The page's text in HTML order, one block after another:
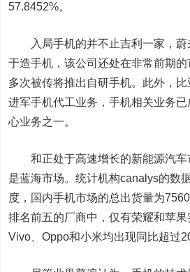
57.8452%。
入局手机的并不止吉利一家，蔚
于造手机，该公司还处在非常前期
多次被传将推出自研手机。此外，
进军手机代工业务，手机相关业务
心业务之一。
和正处于高速增长的新能源汽车
是蓝海市场。统计机构canalys的数
度，国内手机市场的总出货量为
排名前五的厂商中，仅有荣耀和苹果
Vivo、Oppo和小米均出现同比超过